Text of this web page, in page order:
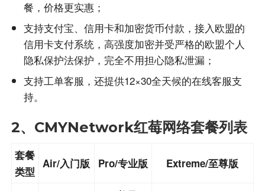
餐，价格更实惠；
支持支付宝、信用卡和加密货币付款，接入欧盟的
信用卡支付系统，高强度加密并受严格的欧盟个人
隐私保护法保护，完全不用担心隐私泄漏；
支持工单客服，还提供12×30全天候的在线客服支
持。
2、CMYNetwork红莓网络套餐列表
套餐
类型
Air/入门版 Pro/专业版 Extreme/至尊版